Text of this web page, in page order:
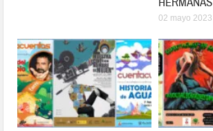
02 mayo 2023